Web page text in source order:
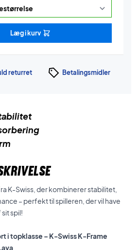
Læg i kurv
returret Betalingsmidler
K-Swiss, der kombinerer stabilitet,
– perfekt til spilleren, der vil have
spil!
i topklasse – K-Swiss K-Frame